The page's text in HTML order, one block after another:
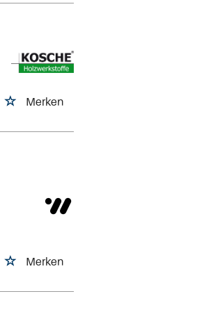
Merken
Merken